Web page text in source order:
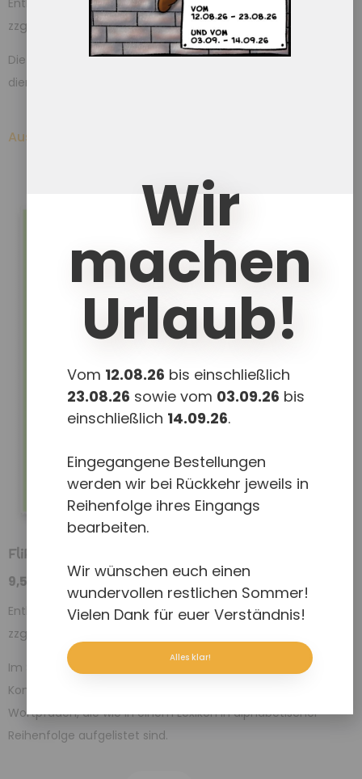
Enthält 7% red. MwSt.
zzgl.
Die Infotafel Fahrplan Modelling kann euch als roter Faden
dienen: Wo stehen wir gerade, was […]
Ausführung wählen
FliP mini Spickzettelbuch
9,50
Enthält 7% red. MwSt.
zzgl.
Im Spickzettelbuch sind alle Worte des FliP mini
Kommunikationsbuches enthalten. Die Darstellung erfolgt in
Wortpfaden, die wie in einem Lexikon in alphabetischer
Reihenfolge aufgelistet sind.
Wir
machen
Urlaub!
Vom 12.08.26 bis einschließlich
23.08.26 sowie vom 03.09.26 bis
einschließlich 14.09.26.
Eingegangene Bestellungen
werden wir bei Rückkehr jeweils in
Reihenfolge ihres Eingangs
bearbeiten.
Wir wünschen euch einen
wundervollen restlichen Sommer!
Vielen Dank für euer Verständnis!
Alles klar!